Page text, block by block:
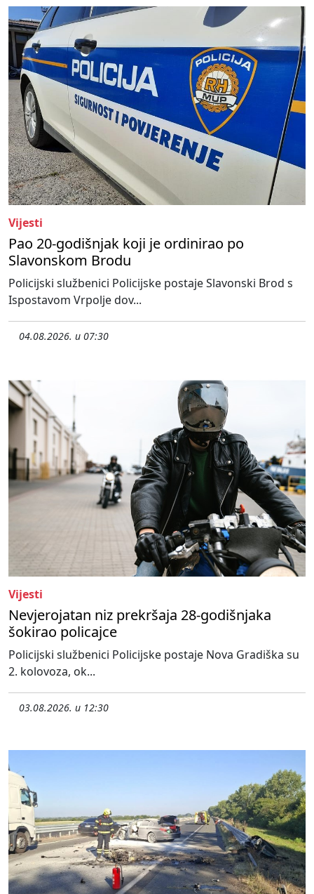
Vijesti
Pao 20-godišnjak koji je ordinirao po
Slavonskom Brodu
Policijski službenici Policijske postaje Slavonski Brod s
Ispostavom Vrpolje dov...
04.08.2026. u 07:30
Vijesti
Nevjerojatan niz prekršaja 28-godišnjaka
šokirao policajce
Policijski službenici Policijske postaje Nova Gradiška su
2. kolovoza, ok...
03.08.2026. u 12:30